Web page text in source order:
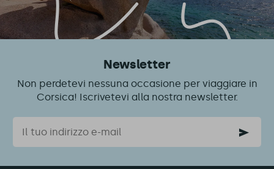
Newsletter
Non perdetevi nessuna occasione per viaggiare in
Corsica! Iscrivetevi alla nostra newsletter.
Email